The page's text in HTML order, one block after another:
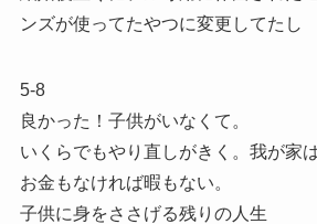
ンズが使ってたやつに変更してたし
5-8
良かった！子供がいなくて。
いくらでもやり直しがきく。我が家
お金もなければ暇もない。
子供に身をささげる残りの人生